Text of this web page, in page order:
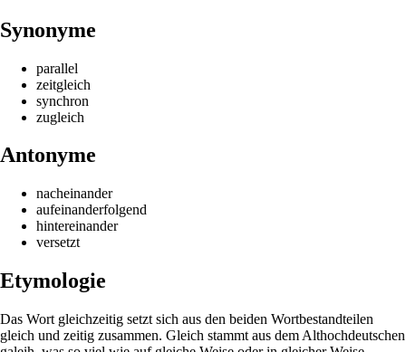
Synonyme
parallel
zeitgleich
synchron
zugleich
Antonyme
nacheinander
aufeinanderfolgend
hintereinander
versetzt
Etymologie
Das Wort gleichzeitig setzt sich aus den beiden Wortbestandteilen
gleich und zeitig zusammen. Gleich stammt aus dem Althochdeutschen